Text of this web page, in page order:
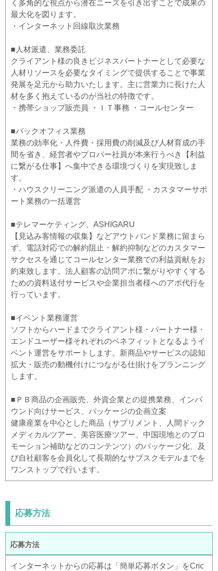
く多角的な視点から潜在ニーズを引き出すことで成果の
最大化を図ります。
・インターネット回線取次業務
■人材派遣、業務委託
クライアント様の良きビジネスパートナーとして必要な
人材リソースを必要なタイミングで提供することで事業
発展を足元から助力いたします。主に営業力に長けた人
材を多く抱えているのが当社の特徴です。
・携帯ショップ販売員 ・ＩＴ事務 ・コールセンター
■バックオフィス業務
業務の効率化・人件費・採用費の削減及び人材育成の手
間を省き、経営者やプロパー社員が本来行うべき【利益
に繋がる仕事】へ集中できる環境づくりを実現致しま
す。
・ハウスクリーニング派遣の人員手配 ・カスタマーサポ
ート業務の一括運営
■テレマーケティング、ASHIGARU
【見込み客情報の収集】などアウトバンド業務に留まら
ず、電話対応での解約阻止・解約抑制などのカスタマー
サクセスを通じてコールセンター業務での利益貢献をお
約束致します。法人顧客の訪問アポに繋がりやすくする
ための資料送付サービスや企業担当者様へのアポ代行を
行っています。
■イベント業務運営
ソフトからハードまでクライアント様・パートナー様・
エンドユーザー様それぞれのベネフィットとなるようイ
ベント運営をサポートします。新商品やサービスの認知
拡大・販売の動機付けにつながる仕掛けをプランニング
します。
■ＰＢ商品の企画販売、外資企業との提携業務、インバ
ウンド向けサービス、パッケージの企画立案
健康産業を中心とした商品（サプリメント、人間ドック
メディカルツアー、美容医療ツアー、中国現地とのプロ
モーション補助などのコンテンツ）のパッケージ化、及
び自社顧客を会員化して長期的なサブスクモデルまでを
ワンストップで行います。
応募方法
応募方法
インターネットからの応募は「簡単応募ボタン」をCric